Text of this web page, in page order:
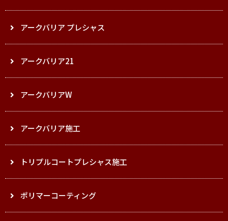
アークバリア プレシャス
アークバリア21
アークバリアW
アークバリア施工
トリプルコートプレシャス施工
ポリマーコーティング